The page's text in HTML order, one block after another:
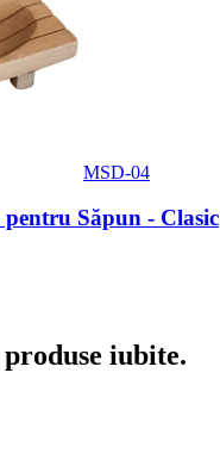
MSD-04
Săpun - Clasic
iubite.